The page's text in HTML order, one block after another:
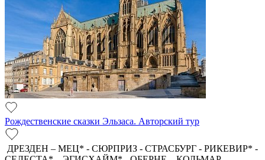
Рождественские сказки Эльзаса. Авторский тур
ДРЕЗДЕН – МЕЦ* - СЮРПРИЗ - СТРАСБУРГ - РИКЕВИР* -